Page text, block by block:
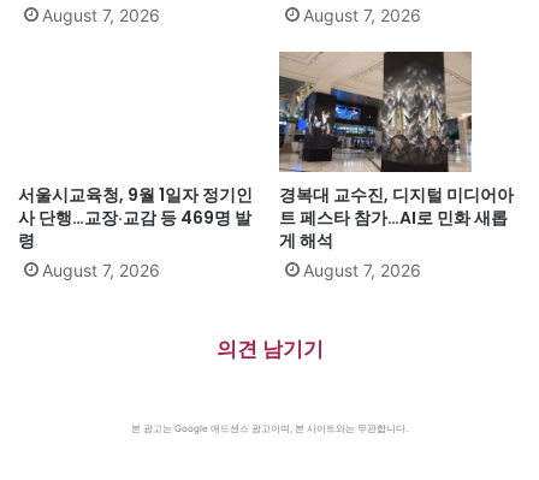
August 7, 2026 August 7, 2026
서울시교육청, 9월 1일자 정기인
사 단행…교장·교감 등 469명 발
령
August 7, 2026
경복대 교수진, 디지털 미디어아
트 페스타 참가…AI로 민화 새롭
게 해석
August 7, 2026
의견 남기기
본 광고는 Google 애드센스 광고이며, 본 사이트와는 무관합니다.